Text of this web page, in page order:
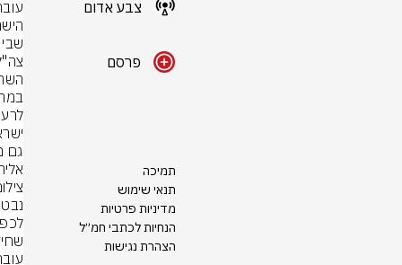
צבע אדום
פרסם
תמיכה
תנאי שימוש
מדיניות פרטיות
הנחיות לכתבי חמ״ל
הצהרת נגישות